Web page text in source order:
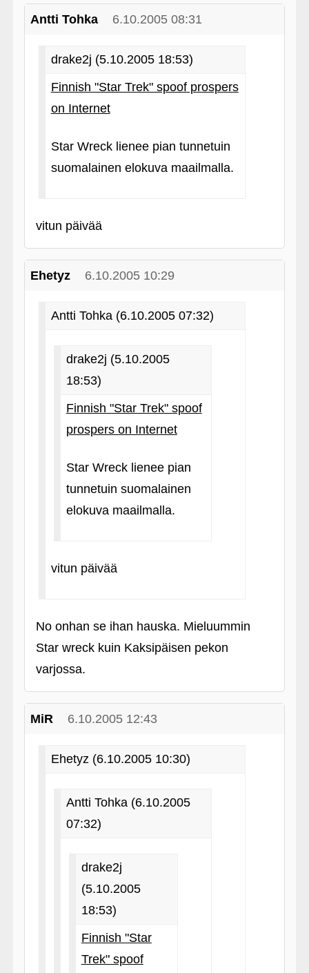
Antti Tohka 6.10.2005 08:31
drake2j (5.10.2005 18:53)
Finnish "Star Trek" spoof prospers
on Internet
Star Wreck lienee pian tunnetuin
suomalainen elokuva maailmalla.
vitun päivää
Ehetyz 6.10.2005 10:29
Antti Tohka (6.10.2005 07:32)
drake2j (5.10.2005
18:53)
Finnish "Star Trek" spoof
prospers on Internet
Star Wreck lienee pian
tunnetuin suomalainen
elokuva maailmalla.
vitun päivää
No onhan se ihan hauska. Mieluummin
Star wreck kuin Kaksipäisen pekon
varjossa.
MiR 6.10.2005 12:43
Ehetyz (6.10.2005 10:30)
Antti Tohka (6.10.2005
07:32)
drake2j
(5.10.2005
18:53)
Finnish "Star
Trek" spoof